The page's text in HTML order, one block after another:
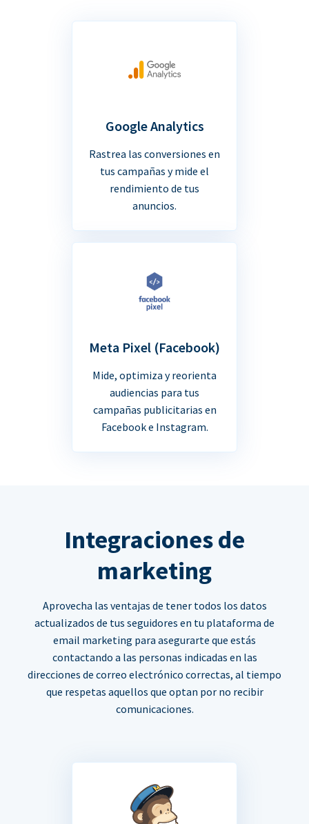
Google Analytics
Rastrea las conversiones en
tus campañas y mide el
rendimiento de tus
anuncios.
Meta Pixel (Facebook)
Mide, optimiza y reorienta
audiencias para tus
campañas publicitarias en
Facebook e Instagram.
Integraciones de
marketing
Aprovecha las ventajas de tener todos los datos
actualizados de tus seguidores en tu plataforma de
email marketing para asegurarte que estás
contactando a las personas indicadas en las
direcciones de correo electrónico correctas, al tiempo
que respetas aquellos que optan por no recibir
comunicaciones.